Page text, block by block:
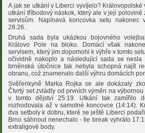
A jak se utkání v Liberci vyvíjelo?
utkání tříbodový náskok, který ale v její polovině
servisům. Napínavá koncovka setu nakonec
28:26.
Druhá sada byla ukázkou bojovného
Královo Pole na bloku. Domácí však
servisem, který jim dopomohl k výhře v tomto
očividně nakoplo a následující sada se
brněnská útočnice tak nebyla schopná najít
obranu, což znamenalo další výhru domácích
Svěřenkyně Marka Rojka se ale dokázaly
Čtvrtý set zvládly od prvních výměn na
v tomto dějství 25:19. Utkání tak zamířilo
rozhodovala až v samotné koncovce (14:14).
dva setboly k dobru, které se ještě Liberci
Brno sáhnout nenechalo - tie break vyhrálo
extraligové body.